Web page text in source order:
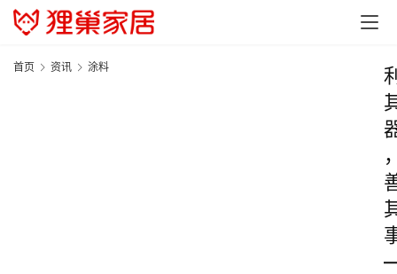
首页 资讯 涂料